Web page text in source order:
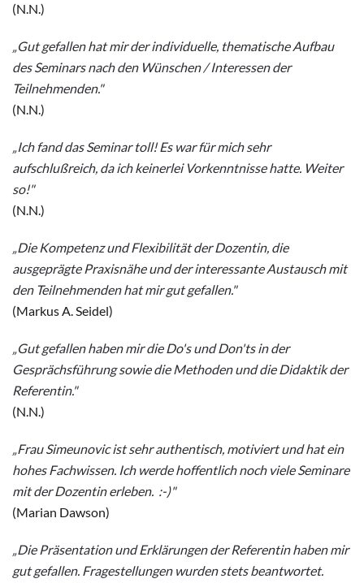
(N.N.)
„Gut gefallen hat mir der individuelle, thematische Aufbau
des Seminars nach den Wünschen / Interessen der
Teilnehmenden."
(N.N.)
„Ich fand das Seminar toll! Es war für mich sehr
aufschlußreich, da ich keinerlei Vorkenntnisse hatte. Weiter
so!"
(N.N.)
„Die Kompetenz und Flexibilität der Dozentin, die
ausgeprägte Praxisnähe und der interessante Austausch mit
den Teilnehmenden hat mir gut gefallen."
(Markus A. Seidel)
„Gut gefallen haben mir die Do's und Don'ts in der
Gesprächsführung sowie die Methoden und die Didaktik der
Referentin."
(N.N.)
„Frau Simeunovic ist sehr authentisch, motiviert und hat ein
hohes Fachwissen. Ich werde hoffentlich noch viele Seminare
mit der Dozentin erleben. :-)"
(Marian Dawson)
„Die Präsentation und Erklärungen der Referentin haben mir
gut gefallen. Fragestellungen wurden stets beantwortet.